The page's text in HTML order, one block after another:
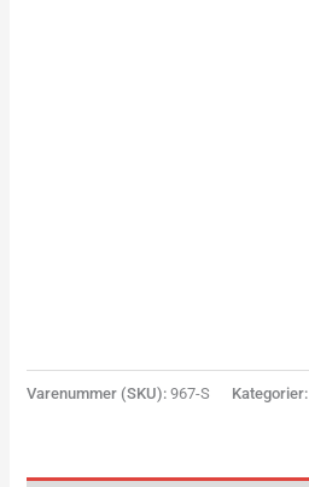
Varenummer (SKU):967-S Kategorier: